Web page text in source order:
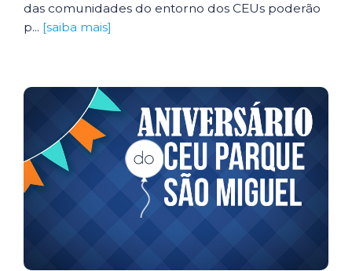
das comunidades do entorno dos CEUs poderão
p... [saiba mais]